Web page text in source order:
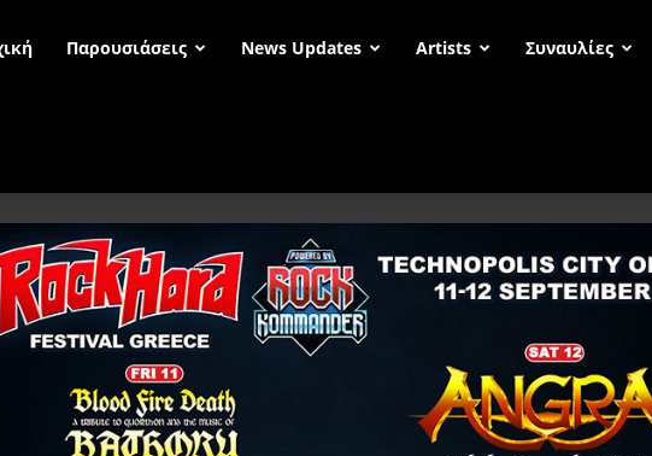
Παρουσιάσεις News Updates Artists Συναυλίες